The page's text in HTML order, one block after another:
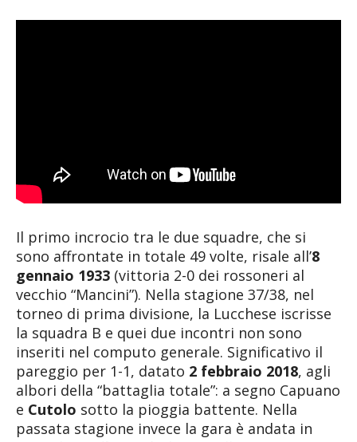
Il primo incrocio tra le due squadre, che si
sono affrontate in totale 49 volte, risale all’8
gennaio 1933 (vittoria 2-0 dei rossoneri al
vecchio “Mancini”). Nella stagione 37/38, nel
torneo di prima divisione, la Lucchese iscrisse
la squadra B e quei due incontri non sono
inseriti nel computo generale. Significativo il
pareggio per 1-1, datato 2 febbraio 2018, agli
albori della “battaglia totale”: a segno Capuano
e Cutolo sotto la pioggia battente. Nella
passata stagione invece la gara è andata in